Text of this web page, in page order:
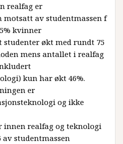
realfag er
av studentmassen f
kvinner
økt med rundt 75
mens antallet i realfag
kun har økt 46%.
er
og ikke
innen realfag og teknologi
av studentmassen